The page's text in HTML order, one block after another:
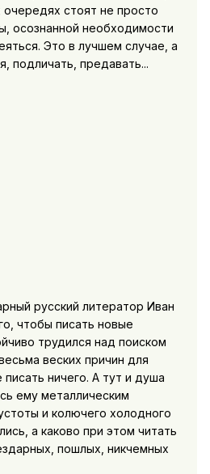
очередях стоят не просто
осознанной необходимости
Это в лучшем случае, а
подличать, предавать...
русский литератор Иван
чтобы писать новые
трудился над поиском
веских причин для
ничего. А тут и душа
ему металлическим
и колючего холодного
а каково при этом читать
пошлых, никчемных